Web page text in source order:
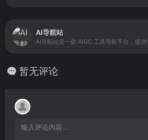
AI导航站
暂无评论